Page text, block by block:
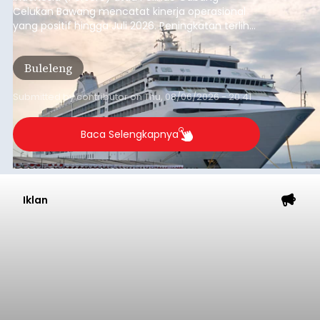
Celukan Bawang mencatat kinerja operasional
yang positif hingga Juli 2026. Peningkatan terlihat
dari arus kapal yang mencapai 1,48 juta Gross
Tonnage (GT), atau tumbuh 12,4 persen
dibandingkan periode yang sama tahun lalu
yang tercatat sebesar 1,32 juta GT.
Buleleng
Submitted bycontributoronThu, 08/06/2026 - 20:41
Baca Selengkapnya
Iklan